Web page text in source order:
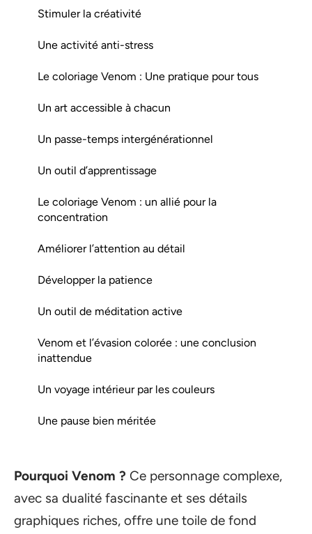
Stimuler la créativité
Une activité anti-stress
Le coloriage Venom : Une pratique pour tous
Un art accessible à chacun
Un passe-temps intergénérationnel
Un outil d’apprentissage
Le coloriage Venom : un allié pour la
concentration
Améliorer l’attention au détail
Développer la patience
Un outil de méditation active
Venom et l’évasion colorée : une conclusion
inattendue
Un voyage intérieur par les couleurs
Une pause bien méritée
Pourquoi Venom ? Ce personnage complexe,
avec sa dualité fascinante et ses détails
graphiques riches, offre une toile de fond